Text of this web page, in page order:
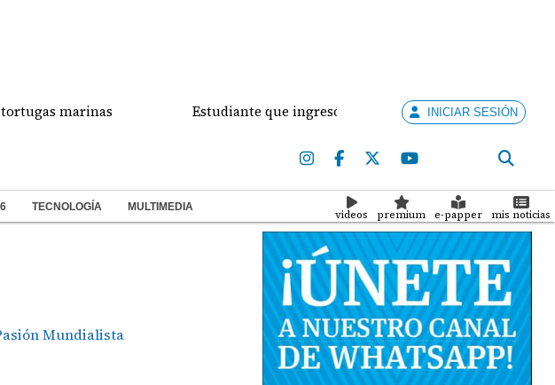
marinas Estudiante que ingresó con un arma de fuego al 'Dolores
INICIAR SESIÓN
TECNOLOGÍA MULTIMEDIA
videos premium e-papper mis noticias
Mundialista